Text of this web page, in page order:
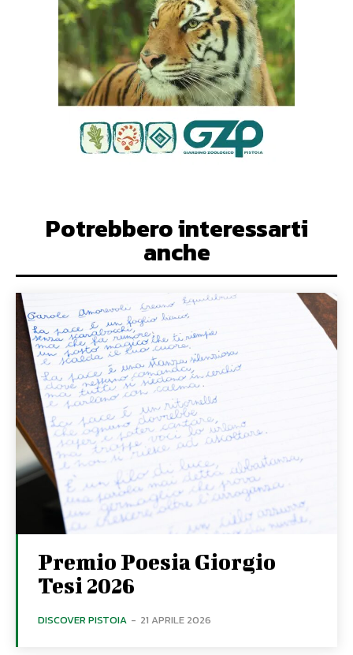
Potrebbero interessarti
anche
Premio Poesia Giorgio
Tesi 2026
DISCOVER PISTOIA - 21 APRILE 2026